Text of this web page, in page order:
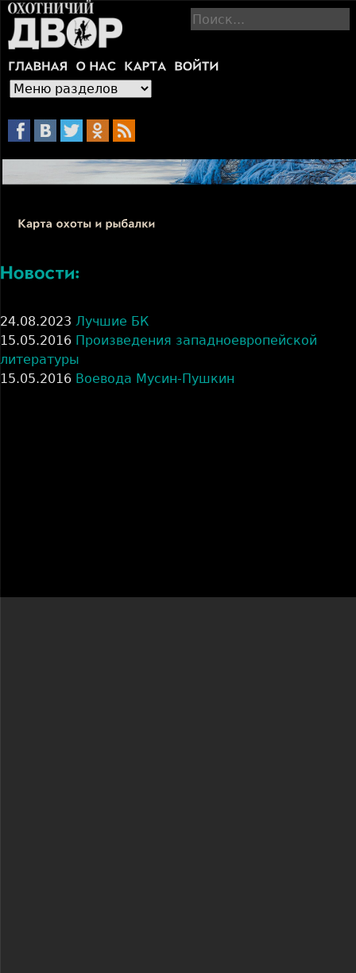
Jump to navigation
П
и
с
24.08.2023 Лучшие БК
15.05.2016 Произведения западноевропейской
литературы
15.05.2016 Воевода Мусин-Пушкин